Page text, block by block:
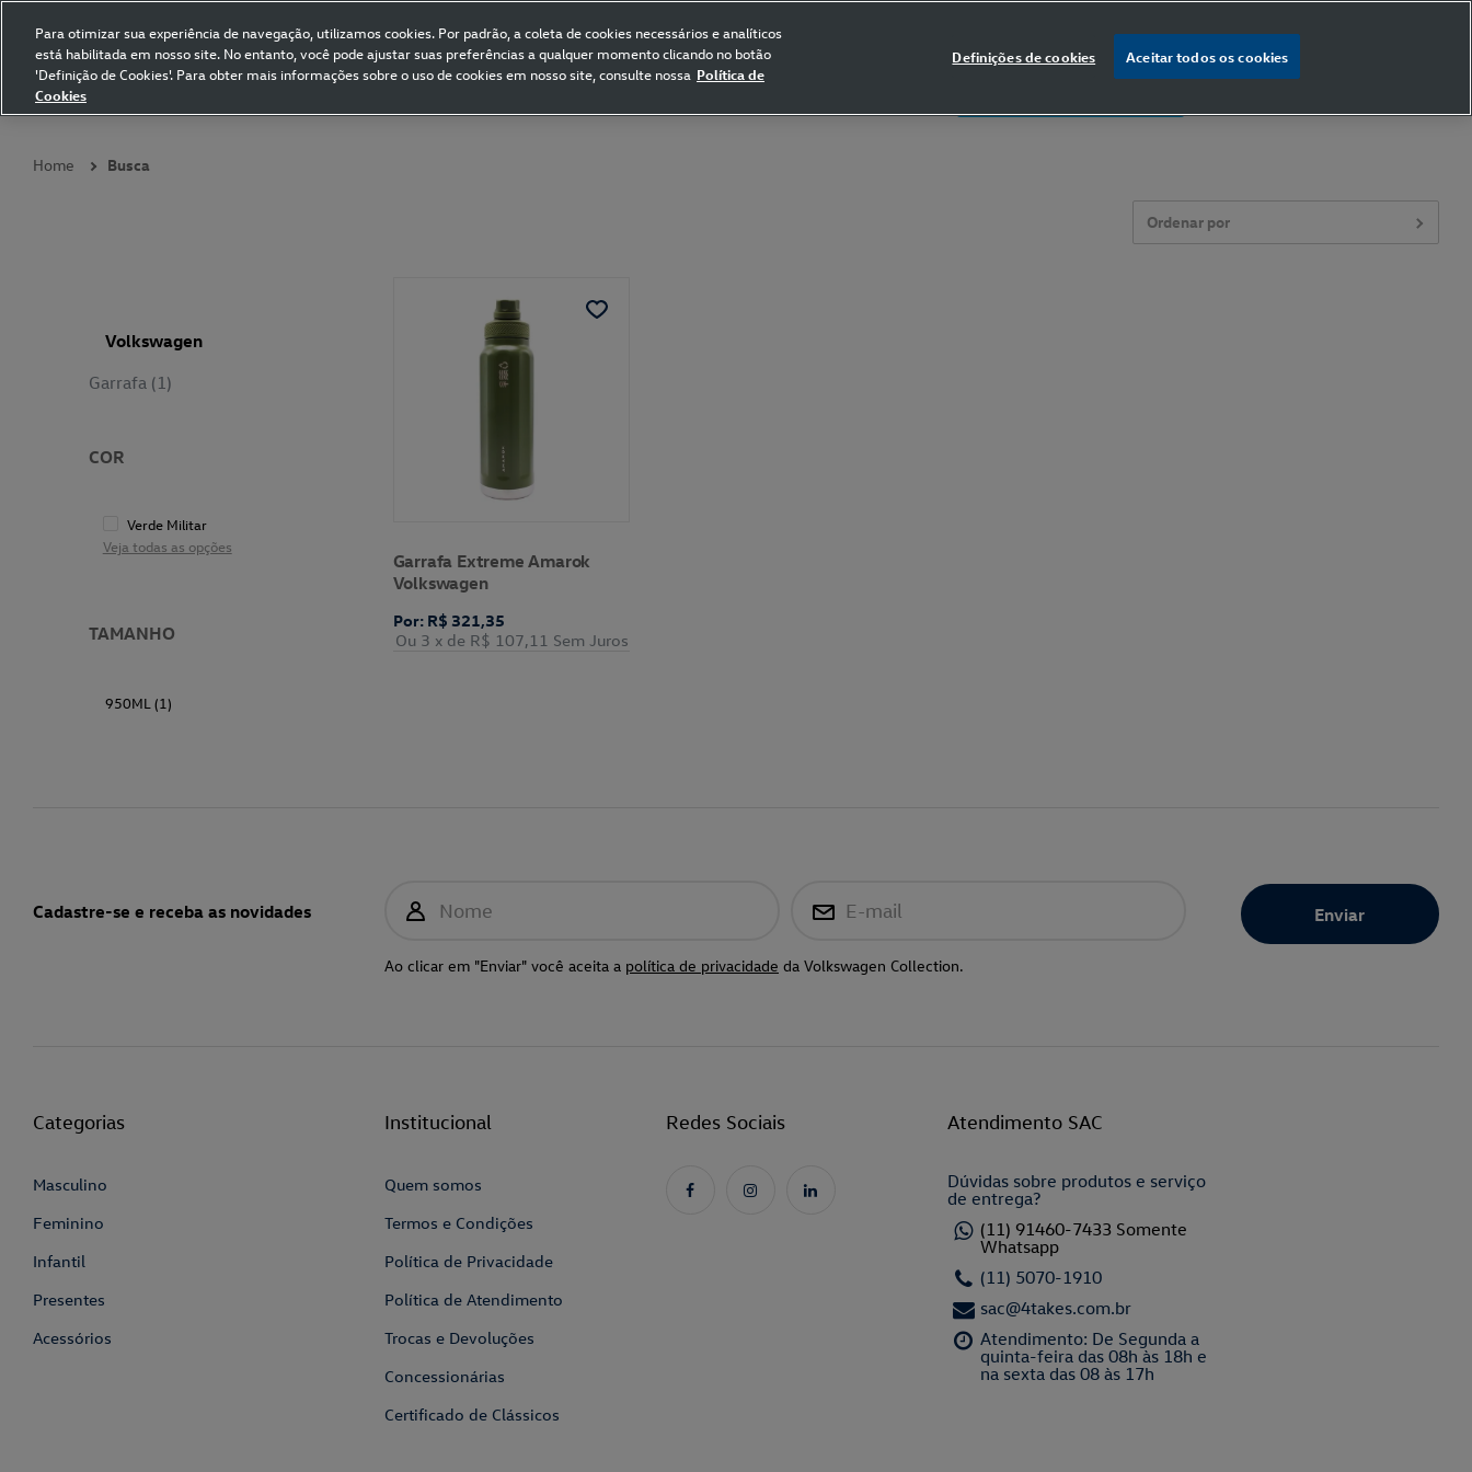
Volkswagen Collection
Coleções
Home Busca
Ordenar por
Volkswagen
Garrafa (1)
COR
Verde Militar
Veja todas as opções
TAMANHO
950ML (1)
Garrafa Extreme Amarok
Volkswagen
Por: R$ 321,35
Ou 3 x de R$ 107,11 Sem Juros
Cadastre-se e receba as novidades Nome E-mail
Ao clicar em "Enviar" você aceita a política de privacidade da Volkswagen Collection.
Categorias
Masculino
Feminino
Infantil
Presentes
Acessórios
Institucional
Quem somos
Termos e Condições
Política de Privacidade
Política de Atendimento
Trocas e Devoluções
Concessionárias
Certificado de Clássicos
Redes Sociais Atendimento SAC
Dúvidas sobre produtos e serviço
de entrega?
(11) 91460-7433 Somente
Whatsapp
(11) 5070-1910
sac@4takes.com.br
Atendimento: De Segunda a
quinta-feira das 08h às 18h e
na sexta das 08 às 17h
Para otimizar sua experiência de navegação, utilizamos cookies. Por padrão, a coleta de cookies necessários e analíticos
está habilitada em nosso site. No entanto, você pode ajustar suas preferências a qualquer momento clicando no botão
'Definição de Cookies'. Para obter mais informações sobre o uso de cookies em nosso site, consulte nossa Política de
Cookies
Definições de cookies Aceitar todos os cookies